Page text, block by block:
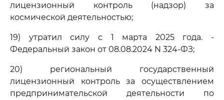
лицензионный контроль (надзор) за
космической деятельностью;
19) утратил силу с 1 марта 2025 года. -
Федеральный закон от 08.08.2024 N 324-ФЗ;
20) региональный государственный
лицензионный контроль за осуществлением
предпринимательской деятельности по